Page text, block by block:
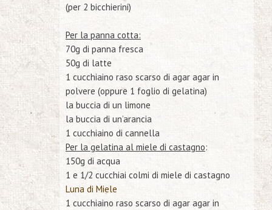
(per 2 bicchierini)
Per la panna cotta:
70g di panna fresca
50g di latte
1 cucchiaino raso scarso di agar agar in
polvere (oppure 1 foglio di gelatina)
la buccia di un limone
la buccia di un’arancia
1 cucchiaino di cannella
Per la gelatina al miele di castagno:
150g di acqua
1 e 1/2 cucchiai colmi di miele di castagno
Luna di Miele
1 cucchiaino raso scarso di agar agar in